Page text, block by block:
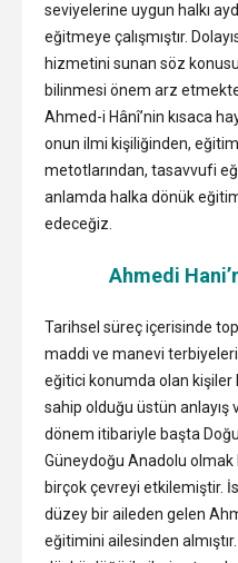
seviyelerine uygun halkı
eğitmeye çalışmıştır.
hizmetini sunan söz
bilinmesi önem arz
Ahmed-i Hânî’nin kısaca
onun ilmi kişiliğinden,
metotlarından, tasavvufi
anlamda halka dönük
edeceğiz.
Ahmedi
Tarihsel süreç içerisinde
maddi ve manevi
eğitici konumda olan
sahip olduğu üstün anlayış
dönem itibariyle başta
Güneydoğu Anadolu olmak
birçok çevreyi etkilemiştir.
düzey bir aileden gelen
eğitimini ailesinden